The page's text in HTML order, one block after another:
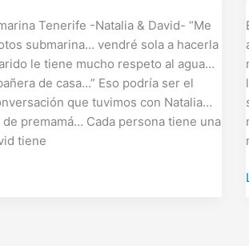
Tenerife -Natalia & David- “Me
submarina… vendré sola a hacerla
le tiene mucho respeto al agua…
de casa…” Eso podría ser el
que tuvimos con Natalia…
premamá… Cada persona tiene una
tiene